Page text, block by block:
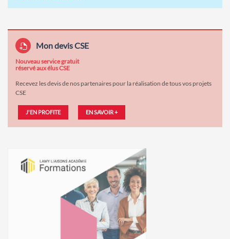
Mon devis CSE
Nouveau service gratuit
réservé aux élus CSE
Recevez les devis de nos partenaires pour la réalisation de tous vos projets
CSE
J'EN PROFITE EN SAVOIR +